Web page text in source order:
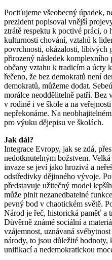
Pociťujeme všeobecný úpadek,
prezident popisoval vnější
ztrátě respektu k poctivé práci, o
kulturnosti chování, vztahů k
povrchnosti, okázalosti,
přirozený následek komplexního
občany vztahu k tradicím a úcty
řečeno, že bez demokratů není
demokratů, můžeme dodat.
morálce neoddělitelně patří. Bez
v rodině i ve škole a na
nepřekonáme. Na
pro výuku dějepisu ve školách.
Jak dál?
Integrace Evropy, jak se zdá,
nedotknutelným božstvem.
invaze se jeví jako hrozivá a
odstředivky dějinného vývoje.
představuje užitečný model
může plnit nezanedbatelné
pevný bod v chaotickém světě.
Národ je řeč, historická paměť a
Důvěrně známé sociální a
vzájemnost, uznávaná
národy, to jsou důležité hodnoty,
unifikací a nedemokratickou